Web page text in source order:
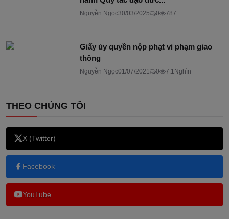
Nguyễn Ngọc30/03/2025 0 787
Giấy ủy quyền nộp phạt vi phạm giao
thông
Nguyễn Ngọc01/07/2021 0 7.1Nghìn
THEO CHÚNG TÔI
X (Twitter)
Facebook
YouTube